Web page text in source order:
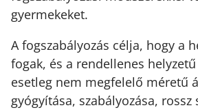
gyermekeket.
A fogszabályozás célja, hogy a
fogak, és a rendellenes
esetleg nem megfelelő méretű
gyógyítása, szabályozása,